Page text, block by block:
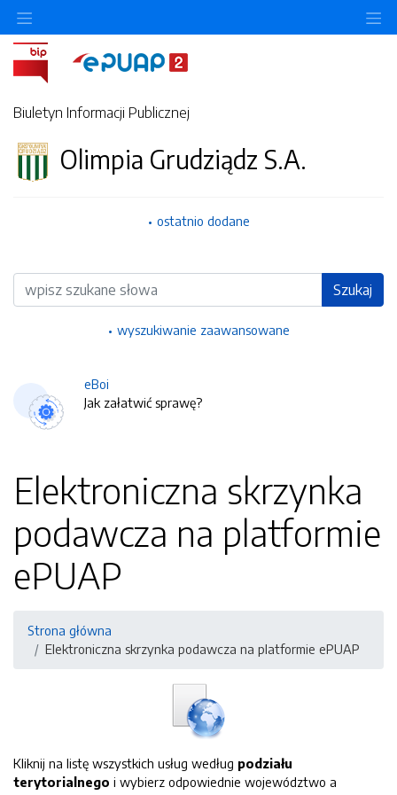
Biuletyn Informacji Publicznej
Olimpia Grudziądz S.A.
ostatnio dodane
Wyszukiwarka Szukaj
wyszukiwanie zaawansowane
eBoi
Jak załatwić sprawę?
Elektroniczna skrzynka
podawcza na platformie
ePUAP
Strona główna
Elektroniczna skrzynka podawcza na platformie ePUAP
Kliknij na listę wszystkich usług według podziału
terytorialnego i wybierz odpowiednie województwo a